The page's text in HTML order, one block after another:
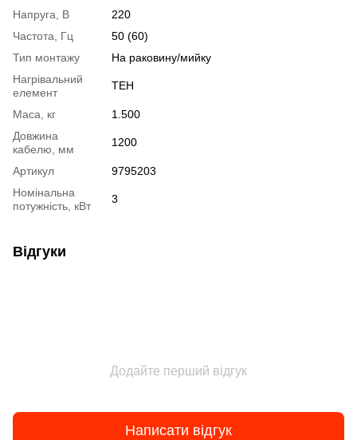
Напруга, В
220
Частота, Гц
50 (60)
Тип монтажу
На раковину/мийку
Нагрівальний
елемент
ТЕН
Маса, кг
1.500
Довжина
кабелю, мм
1200
Артикул
9795203
Номінальна
потужність, кВт
3
Відгуки
Додайте перший відгук
Написати відгук